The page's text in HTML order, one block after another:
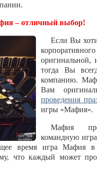
– отличный выбор!
Если Вы
оригинальной,
тогда Вы
компанию. Маф-
Вам
проведения
игры «Мафия».
Мафия
командную
время игра Мафия в
что каждый может